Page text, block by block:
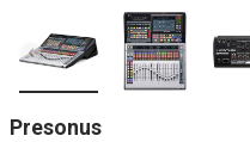
Presonus